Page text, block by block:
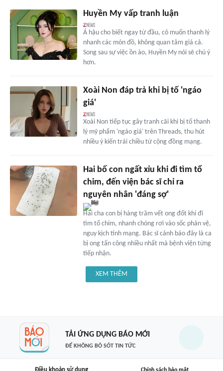
Huyền My vấp tranh luận
Á hậu cho biết ngay từ đầu, cô muốn thanh lý
nhanh các món đồ, không quan tâm giá cả.
Song sau sự việc ồn ào, Huyền My nói sẽ chú ý
hơn.
Xoài Non đáp trả khi bị tố 'ngáo
giá'
Xoài Non tiếp tục gây tranh cãi khi bị tố thanh
lý mỹ phẩm 'ngáo giá' trên Threads, thu hút
nhiều ý kiến trái chiều từ cộng đồng mạng.
Hai bố con ngất xỉu khi đi tìm tổ
chim, đến viện bác sĩ chỉ ra
nguyên nhân 'đáng sợ'
Hai cha con bị hàng trăm vết ong đốt khi đi
tìm tổ chim, nhanh chóng rơi vào sốc phản vệ,
nguy kịch tính mạng. Bác sĩ cảnh báo đây là ca
bị ong tấn công nhiều nhất mà bệnh viện từng
tiếp nhận.
XEM THÊM
TẢI ỨNG DỤNG BÁO MỚI
ĐỂ KHÔNG BỎ SÓT TIN TỨC